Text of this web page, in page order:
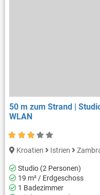
50 m zum Strand |
WLAN
Kroatien Istrien
Studio (2 Personen)
19 m² / Erdgeschoss
1 Badezimmer